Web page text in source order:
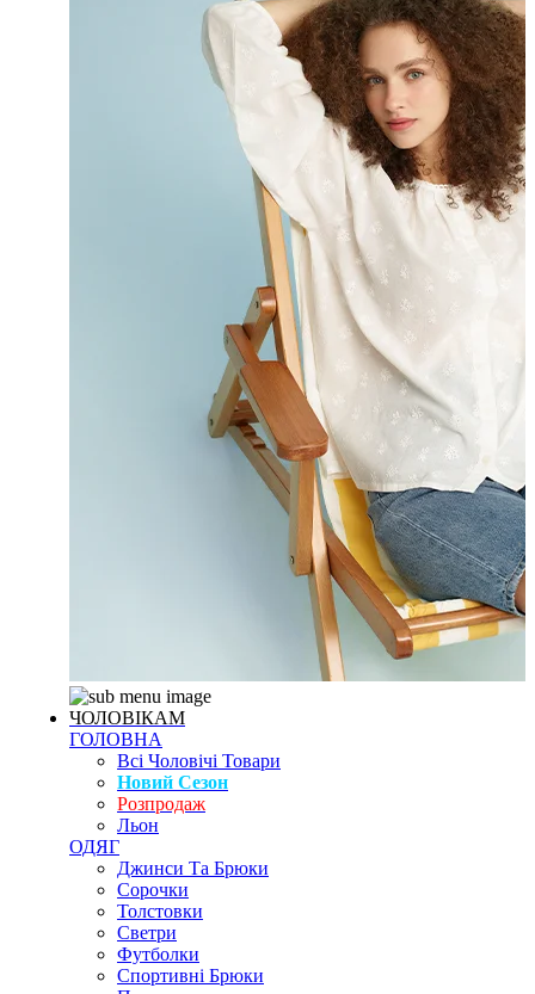
ЧОЛОВІКАМ
ГОЛОВНА
Всі Чоловічі Товари
Новий Сезон
Розпродаж
Льон
ОДЯГ
Джинси Та Брюки
Сорочки
Толстовки
Светри
Футболки
Спортивні Брюки